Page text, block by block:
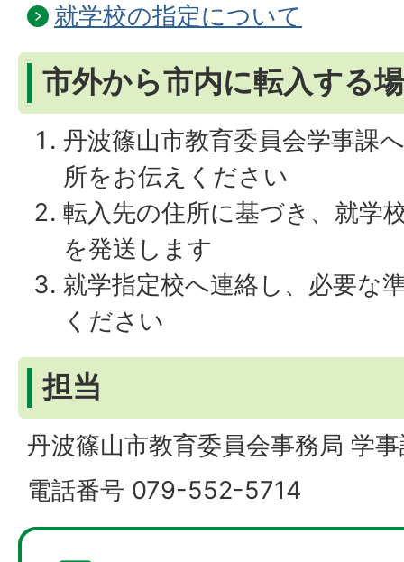
就学校の指定について
市外から市内に転入する
丹波篠山市教育委員会学事課
所をお伝えください
転入先の住所に基づき、就学
を発送します
就学指定校へ連絡し、必要な
ください
担当
丹波篠山市教育委員会事務局 学
電話番号 079-552-5714